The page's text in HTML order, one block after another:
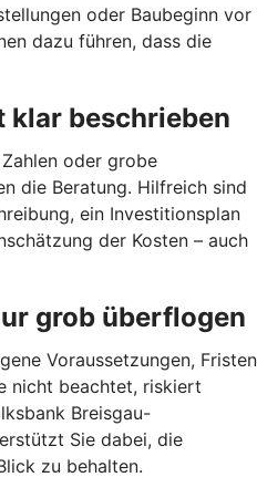
oder Baubeginn vor
dazu führen, dass die
klar beschrieben
oder grobe
die Beratung. Hilfreich sind
ein Investitionsplan
der Kosten – auch
grob überflogen
Voraussetzungen, Fristen
nicht beachtet, riskiert
Breisgau-
Sie dabei, die
zu behalten.